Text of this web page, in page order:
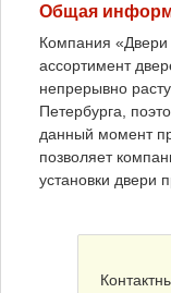
Общая
Компания «Двери
ассортимент
непрерывно
Петербурга,
данный момент
позволяет
установки двери